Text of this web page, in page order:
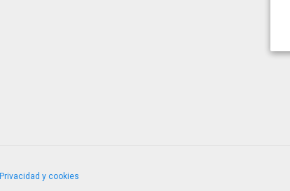
Privacidad y cookies